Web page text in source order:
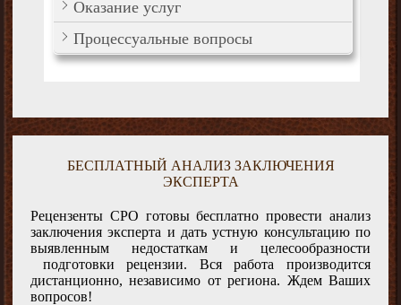
Оказание услуг
Процессуальные вопросы
БЕСПЛАТНЫЙ АНАЛИЗ ЗАКЛЮЧЕНИЯ
ЭКСПЕРТА
Рецензенты СРО готовы бесплатно провести анализ
заключения эксперта и дать устную консультацию по
выявленным недостаткам и целесообразности
подготовки рецензии. Вся работа производится
дистанционно, независимо от региона. Ждем Ваших
вопросов!